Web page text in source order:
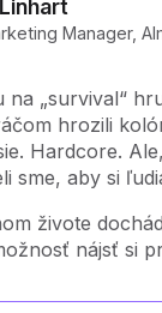
Manager,
„survival“
hrozili
Hardcore.
sme, aby si
živote
nájsť si